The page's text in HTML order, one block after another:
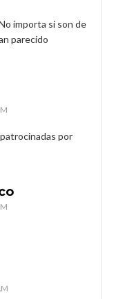
importa si son de
parecido
por